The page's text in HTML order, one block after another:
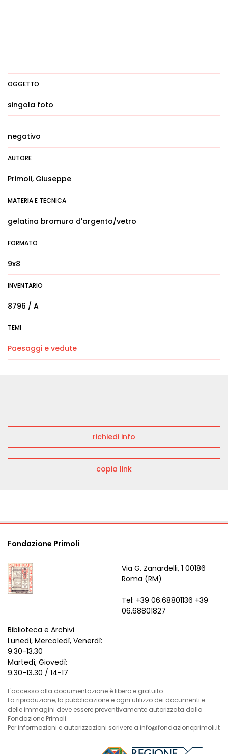
OGGETTO
singola foto
negativo
AUTORE
Primoli, Giuseppe
MATERIA E TECNICA
gelatina bromuro d'argento/vetro
FORMATO
9x8
INVENTARIO
8796 / A
TEMI
Paesaggi e vedute
richiedi info
copia link
Fondazione Primoli
Via G. Zanardelli, 1 00186
Roma (RM)
Tel: +39 06.68801136 +39
06.68801827
Biblioteca e Archivi
Lunedì, Mercoledì, Venerdì:
9.30-13.30
Martedì, Giovedì:
9.30-13.30 / 14-17
L'accesso alla documentazione è libero e gratuito.
La riproduzione, la pubblicazione e ogni utilizzo dei documenti e
delle immagini deve essere preventivamente autorizzata dalla
Fondazione Primoli.
Per informazioni e autorizzazioni scrivere a info@fondazioneprimoli.it